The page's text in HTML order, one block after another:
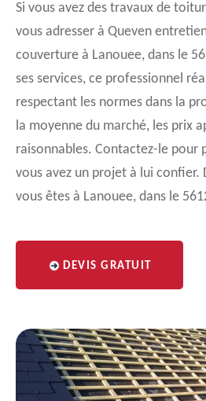
Si vous avez des travaux de
vous adresser à Queven
couverture à Lanouee, dans le
ses services, ce professionnel
respectant les normes dans la
la moyenne du marché, les prix
raisonnables. Contactez-le pour
vous avez un projet à lui confier.
vous êtes à Lanouee, dans le
DEVIS GRATUIT